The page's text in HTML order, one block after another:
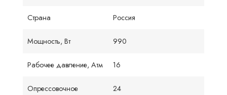
Страна Россия
Мощность, Вт 990
Рабочее давление, Атм 16
Опрессовочное
24